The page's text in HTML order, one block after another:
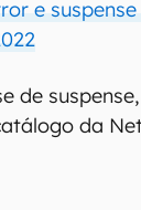
e
de suspense,
da